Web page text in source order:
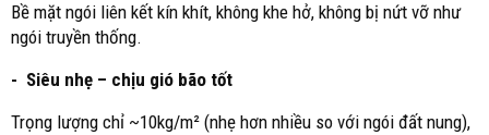
Bề mặt ngói liên kết kín khít, không khe hở, không bị nứt vỡ như
ngói truyền thống.
- Siêu nhẹ – chịu gió bão tốt
Trọng lượng chỉ ~10kg/m² (nhẹ hơn nhiều so với ngói đất nung),